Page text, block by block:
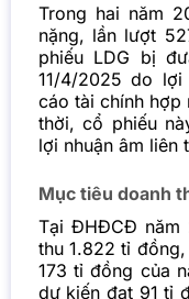
Trong hai năm
nặng, lần lượt
phiếu LDG bị
11/4/2025 do
cáo tài chính hợp
thời, cổ phiếu
lợi nhuận âm liên
Mục tiêu doanh
Tại ĐHĐCĐ năm
thu 1.822 tỉ
173 tỉ đồng của
dự kiến đạt 91 tỉ